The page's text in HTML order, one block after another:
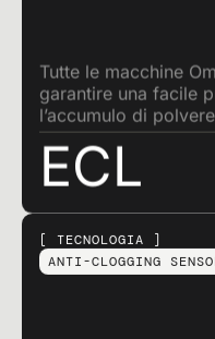
Tutte le macchine
garantire una facile
l’accumulo di
ECL
TECNOLOGIA
ANTI-CLOGGING